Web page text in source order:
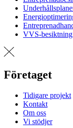
VVS-besiktning
Företaget
Tidigare projekt
Kontakt
Om oss
Vi stödjer